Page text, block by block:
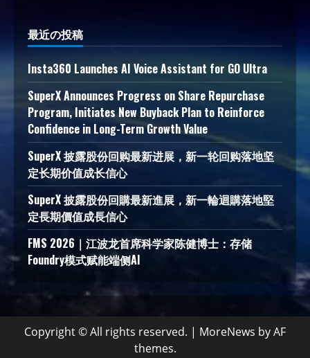
最近の投稿
Insta360 Launches AI Voice Assistant for GO Ultra
SuperX Announces Progress on Share Repurchase
Program, Initiates New Buyback Plan to Reinforce
Confidence in Long-Term Growth Value
SuperX 披露股份回购最新进展，新一轮回购落地坚
定长期价值成长信心
SuperX 披露股份回購最新進展，新一輪迴購落地堅
定長期價值成長信心
FMS 2026｜江波龙首席科学家陈健博士：存储
Foundry模式赋能端侧AI
Copyright © All rights reserved. | MoreNews by AF
themes.